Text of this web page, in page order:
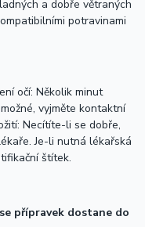
a dobře větraných
potravinami
očí: Několik minut
vyjměte kontaktní
Necítíte-li se dobře,
Je-li nutná lékařská
štítek.
přípravek dostane do